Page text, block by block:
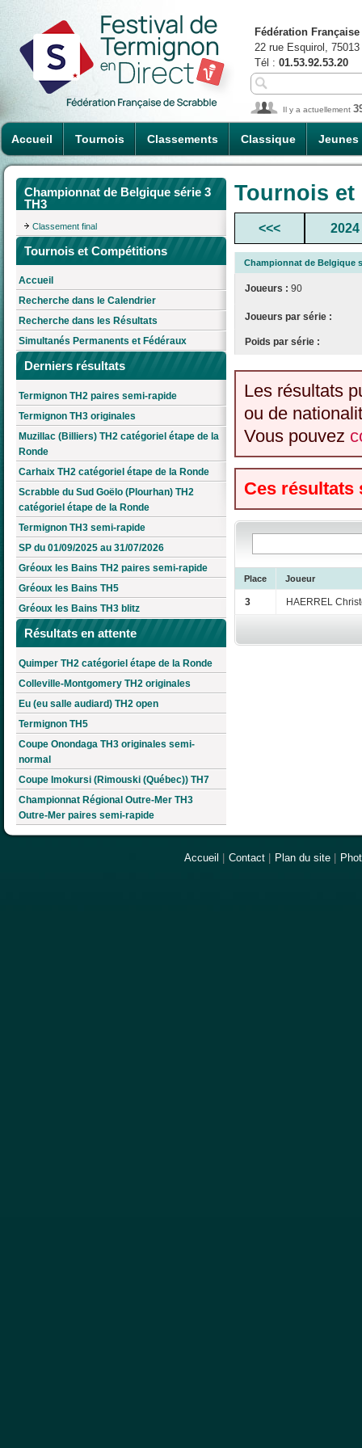
Accueil Tournois Classements Classique Jeunes
Fédération
22 rue Esquirol,
Tél : 01.53.92.53.20
Il y a actuellement
Championnat de Belgique série 3
TH3
Classement final
Tournois et Compétitions
Accueil
Recherche dans le Calendrier
Recherche dans les Résultats
Simultanés Permanents et Fédéraux
Derniers résultats
Termignon TH2 paires semi-rapide
Termignon TH3 originales
Muzillac (Billiers) TH2 catégoriel étape de la
Ronde
Carhaix TH2 catégoriel étape de la Ronde
Scrabble du Sud Goëlo (Plourhan) TH2
catégoriel étape de la Ronde
Termignon TH3 semi-rapide
SP du 01/09/2025 au 31/07/2026
Gréoux les Bains TH2 paires semi-rapide
Gréoux les Bains TH5
Gréoux les Bains TH3 blitz
Résultats en attente
Quimper TH2 catégoriel étape de la Ronde
Colleville-Montgomery TH2 originales
Eu (eu salle audiard) TH2 open
Termignon TH5
Coupe Onondaga TH3 originales semi-
normal
Coupe Imokursi (Rimouski (Québec)) TH7
Championnat Régional Outre-Mer TH3
Outre-Mer paires semi-rapide
Tournois
<<< 2024
Championnat de Belgique
Joueurs : 90
Joueurs par série :
Poids par série :
Les résultats
ou de
Vous pouvez
Ces résultats
Place Joueur
3 HAERREL
Accueil Contact Plan du site